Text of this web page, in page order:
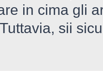
in cima gli
sii